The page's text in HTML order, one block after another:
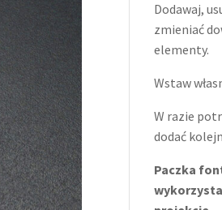
Dodawaj,
zmieniać
elementy.
Wstaw
W razie
dodać
Paczka